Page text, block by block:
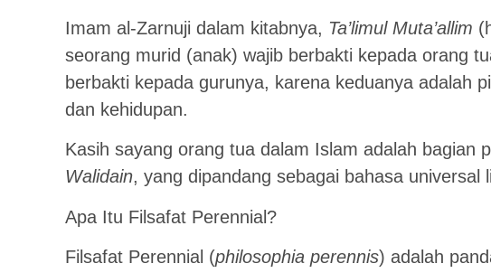
Imam al-Zarnuji dalam kitabnya, Ta’limul Muta’allim
seorang murid (anak) wajib berbakti kepada orang
berbakti kepada gurunya, karena keduanya adalah
dan kehidupan.
Kasih sayang orang tua dalam Islam adalah bagian
Walidain, yang dipandang sebagai bahasa universal
Apa Itu Filsafat Perennial?
Filsafat Perennial (philosophia perennis) adalah